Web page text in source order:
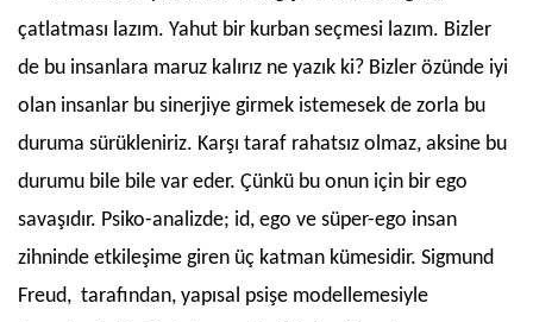
çatlatması lazım. Yahut bir kurban seçmesi lazım. Bizler
de bu insanlara maruz kalırız ne yazık ki? Bizler özünde iyi
olan insanlar bu sinerjiye girmek istemesek de zorla bu
duruma sürükleniriz. Karşı taraf rahatsız olmaz, aksine bu
durumu bile bile var eder. Çünkü bu onun için bir ego
savaşıdır. Psiko-analizde; id, ego ve süper-ego insan
zihninde etkileşime giren üç katman kümesidir. Sigmund
Freud, tarafından, yapısal psişe modellemesiyle